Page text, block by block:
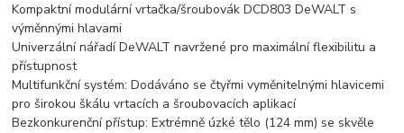
Kompaktní modulární vrtačka/šroubovák DCD803 DeWALT s
výměnnými hlavami
Univerzální nářadí DeWALT navržené pro maximální flexibilitu a
přístupnost
Multifunkční systém: Dodáváno se čtyřmi vyměnitelnými hlavicemi
pro širokou škálu vrtacích a šroubovacích aplikací
Bezkonkurenční přístup: Extrémně úzké tělo (124 mm) se skvěle